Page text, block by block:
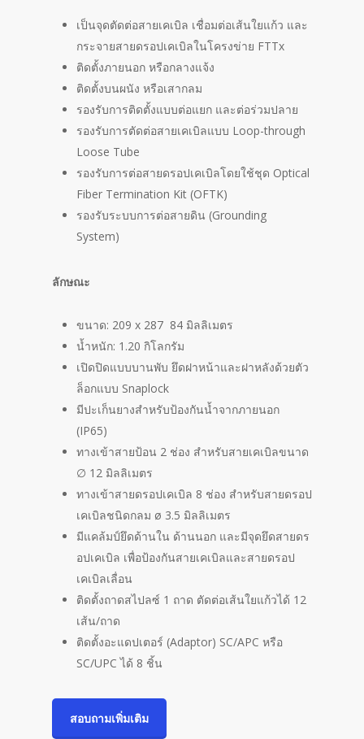
เป็นจุดตัดต่อสายเคเบิล เชื่อมต่อเส้นใยแก้ว และ
กระจายสายดรอปเคเบิลในโครงข่าย FTTx
ติดตั้งภายนอก หรือกลางแจ้ง
ติดตั้งบนผนัง หรือเสากลม
รองรับการติดตั้งแบบต่อแยก และต่อร่วมปลาย
รองรับการตัดต่อสายเคเบิลแบบ Loop-through
Loose Tube
รองรับการต่อสายดรอปเคเบิลโดยใช้ชุด Optical
Fiber Termination Kit (OFTK)
รองรับระบบการต่อสายดิน (Grounding
System)
ลักษณะ
ขนาด: 209 x 287 84 มิลลิเมตร
น้ำหนัก: 1.20 กิโลกรัม
เปิดปิดแบบบานพับ ยึดฝาหน้าและฝาหลังด้วยตัว
ล็อกแบบ Snaplock
มีปะเก็นยางสำหรับป้องกันน้ำจากภายนอก
(IP65)
ทางเข้าสายป้อน 2 ช่อง สำหรับสายเคเบิลขนาด
∅ 12 มิลลิเมตร
ทางเข้าสายดรอปเคเบิล 8 ช่อง สำหรับสายดรอป
เคเบิลชนิดกลม ø 3.5 มิลลิเมตร
มีแคล้มป์ยึดด้านใน ด้านนอก และมีจุดยึดสายดร
อปเคเบิล เพื่อป้องกันสายเคเบิลและสายดรอป
เคเบิลเลื่อน
ติดตั้งถาดสไปลซ์ 1 ถาด ตัดต่อเส้นใยแก้วได้ 12
เส้น/ถาด
ติดตั้งอะแดปเตอร์ (Adaptor) SC/APC หรือ
SC/UPC ได้ 8 ชิ้น
สอบถามเพิ่มเติม